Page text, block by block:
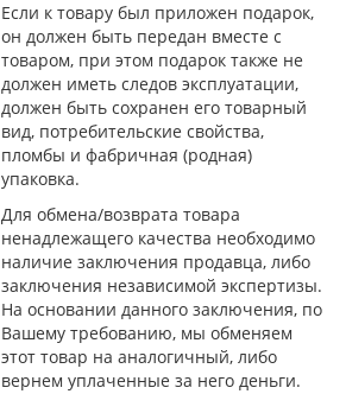
Если к товару был приложен подарок,
он должен быть передан вместе с
товаром, при этом подарок также не
должен иметь следов эксплуатации,
должен быть сохранен его товарный
вид, потребительские свойства,
пломбы и фабричная (родная)
упаковка.
Для обмена/возврата товара
ненадлежащего качества необходимо
наличие заключения продавца, либо
заключения независимой экспертизы.
На основании данного заключения, по
Вашему требованию, мы обменяем
этот товар на аналогичный, либо
вернем уплаченные за него деньги.